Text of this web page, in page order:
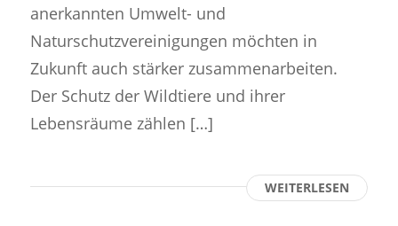
anerkannten Umwelt- und
Naturschutzvereinigungen möchten in
Zukunft auch stärker zusammenarbeiten.
Der Schutz der Wildtiere und ihrer
Lebensräume zählen […]
WEITERLESEN